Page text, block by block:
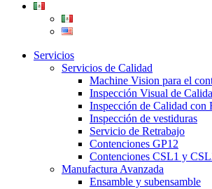
Servicios
Servicios de Calidad
Machine Vision para el
Inspección Visual de
Inspección de Calidad con
Inspección de vestiduras
Servicio de Retrabajo
Contenciones GP12
Contenciones CSL1 y
Manufactura Avanzada
Ensamble y subensamble